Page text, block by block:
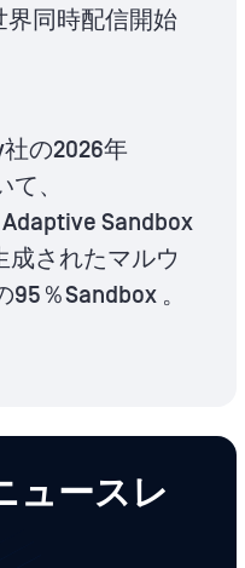
界同時配信開始
の2026年
て、
Sandbox
成されたマルウ
％Sandbox 。
ュースレ